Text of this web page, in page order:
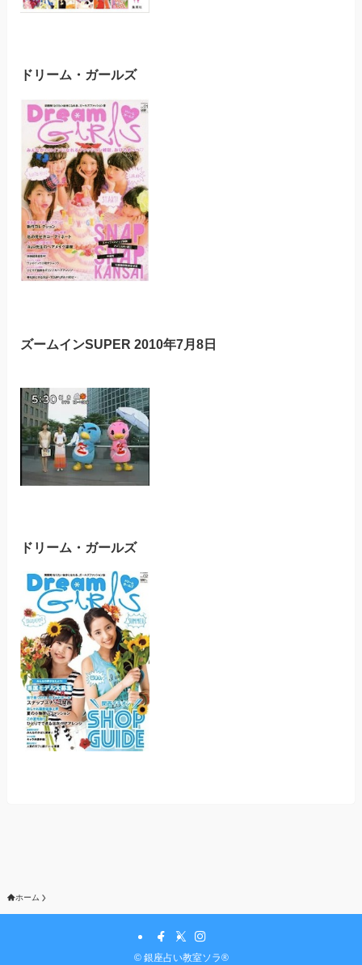
ドリーム・ガールズ
ズームインSUPER 2010年7月8日
ドリーム・ガールズ
ホーム
©銀座占い教室ソラ®